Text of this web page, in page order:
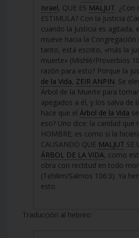
Israel, QUE ES MALJUT. ¿Con
ESTIMULA? Con la justicia
cuando la Justicia es agitada,
mueve hacia la Congregación
tanto, está escrito, «más la
muerte» (Mishlé/Proverbios
razón para esto? Porque la
de la Vida, ZEIR ANPIN. Se
Árbol de la Muerte para
apegados a él, y los salva de
hace que el Árbol de la Vida
eso? Uno dice: la caridad que
HOMBRE; es como si la
CAUSANDO QUE MALJUT SE
ÁRBOL DE LA VIDA, como
obra con rectitud en todo
(Tehilim/Salmos 106:3). Ya
esto.
Traducción al hebreo: